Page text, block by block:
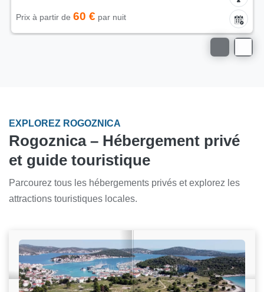
Prix à partir de 60 € par nuit
EXPLOREZ ROGOZNICA
Rogoznica – Hébergement privé
et guide touristique
Parcourez tous les hébergements privés et explorez les
attractions touristiques locales.